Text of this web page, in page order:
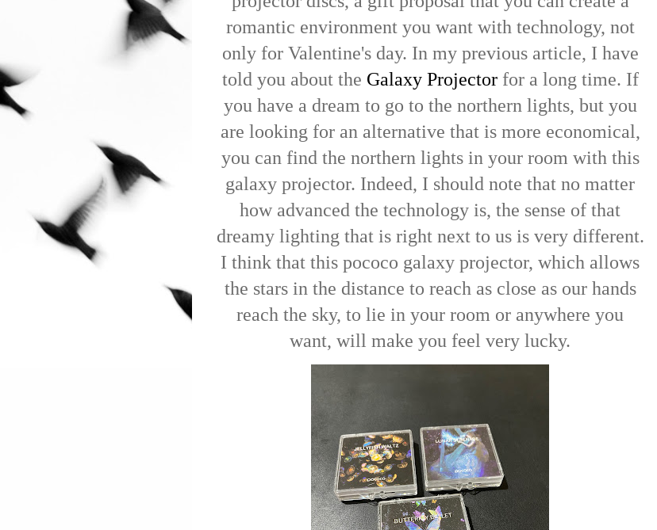
romantic environment you want with technology, not
only for Valentine's day. In my previous article, I have
told you about the Galaxy Projectorfor a long time. If
you have a dream to go to the northern lights, but you
are looking for an alternative that is more economical,
you can find the northern lights in your room with this
galaxy projector. Indeed, I should note that no matter
how advanced the technology is, the sense of that
dreamy lighting that is right next to us is very different.
I think that this pococo galaxy projector, which allows
the stars in the distance to reach as close as our hands
reach the sky, to lie in your room or anywhere you
want, will make you feel very lucky.